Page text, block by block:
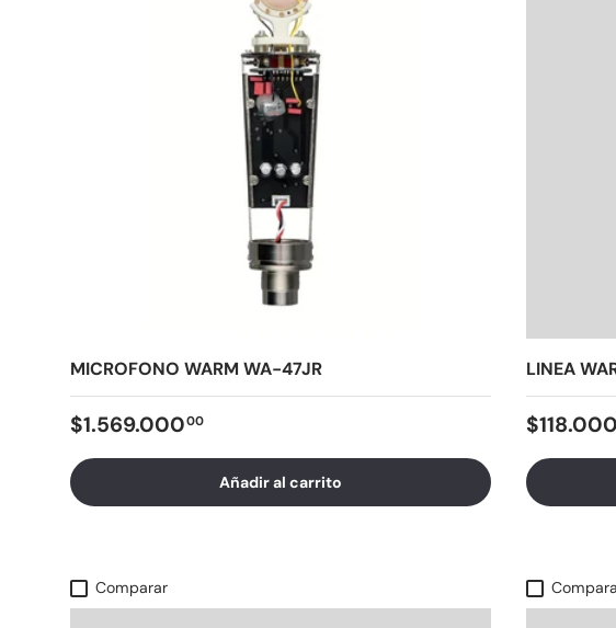
MICROFONO WARM WA-47JR
$1.569.00000
Añadir al carrito
LINEA
$118.000
Comparar